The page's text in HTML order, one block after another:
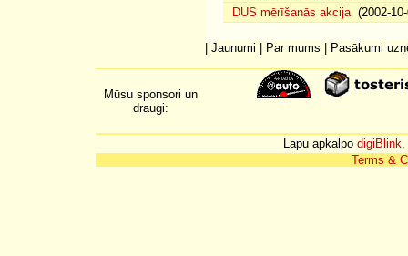
DUS mērīšanās akcija(2002-10-
Jaunumi Par mums Pasākumi
Mūsu sponsori un
draugi:
Lapu apkalpo digiBlink,
Terms &